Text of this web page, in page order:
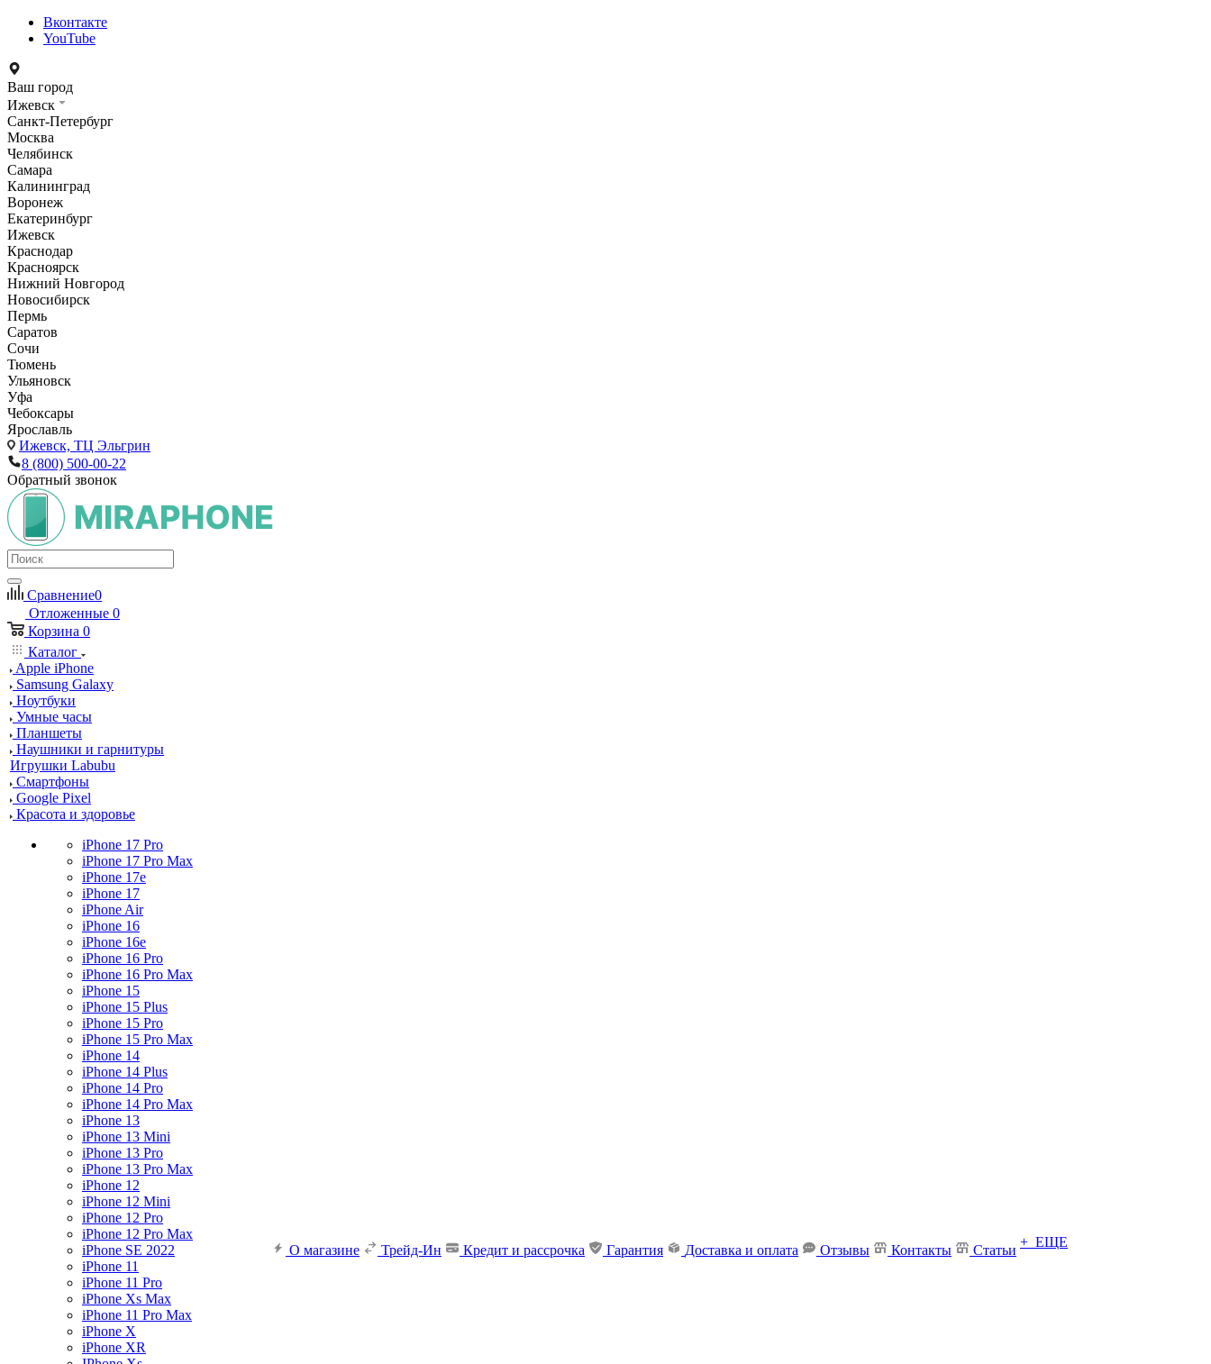
Вконтакте
YouTube
Ваш город
Ижевск
Санкт-Петербург
Москва
Челябинск
Самара
Калининград
Воронеж
Екатеринбург
Ижевск
Краснодар
Красноярск
Нижний Новгород
Новосибирск
Пермь
Саратов
Сочи
Тюмень
Ульяновск
Уфа
Чебоксары
Ярославль
Ижевск, ТЦ Эльгрин
8 (800) 500-00-22
Обратный звонок
Сравнение0
Отложенные 0
Корзина 0
Каталог
Apple iPhone
Samsung Galaxy
Ноутбуки
Умные часы
Планшеты
Наушники и гарнитуры
Игрушки Labubu
Смартфоны
Google Pixel
Красота и здоровье
iPhone 17 Pro
iPhone 17 Pro Max
iPhone 17e
iPhone 17
iPhone Air
iPhone 16
iPhone 16e
iPhone 16 Pro
iPhone 16 Pro Max
iPhone 15
iPhone 15 Plus
iPhone 15 Pro
iPhone 15 Pro Max
iPhone 14
iPhone 14 Plus
iPhone 14 Pro
iPhone 14 Pro Max
iPhone 13
iPhone 13 Mini
iPhone 13 Pro
iPhone 13 Pro Max
iPhone 12
iPhone 12 Mini
iPhone 12 Pro
iPhone 12 Pro Max
iPhone SE 2022
iPhone 11
iPhone 11 Pro
iPhone Xs Max
iPhone 11 Pro Max
iPhone X
iPhone XR
О магазине Трейд-Ин Кредит и рассрочка Гарантия Доставка и оплата Отзывы Контакты Статьи
+ ЕЩЕ